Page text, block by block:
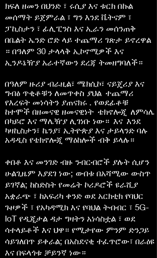
ክፍለ ዘመን በህንድ ፣ ሩሲያ እና ቱርክ በኩል
መሰማት ይጀምራል ፣ ግን እንደ ቬትናም ፣
ፓኪስታን ፣ ፊሊፒንስ እና ኢራን መሰንጠቅ
በቤልት ኤንድ ሮድ ላይ ተጨማሪ ገጽታ ይኖረዋል
። በዓለም 30 ታላላቅ ኢኮኖሚዎች እና
ኢንዶኔዥያ አራተኛውን ደረጃ ትመዘግባለች።
በዓለም ዙሪያ ብራዚል፣ ሜክሲኮ፣ ናይጄሪያ እና
ግብፅ ጥቂቶቹን ለመጥቀስ ያህል ተጨማሪ
የእረፍት መነሳትን ያጠናክሩ . የወደፊቶቹ
ከተሞች በዘመናዊ ዘመናዊነት ቴክኖሎጂ ለምሳሌ
በካይሮ እና ማሌዥያ ሊገነቡ ነው። እና እንደ
ካዛኪስታን፣ ኬንያ፣ ኢትዮጵያ እና ታይላንድ ባሉ
አዳዲስ የቴክኖሎጂ ማዕከሎች ብቅ ይላሉ።
ቀበቶ እና መንገድ ብዙ ንብርብሮች ያሉት ሲሆን
ሁልጊዜም እያደገ ነው; ውበቱ በአሻሚው ውስጥ
ይገኛል; ከስድስት የመሬት ኮሪዶሮች ዩራሺያ
አቋራጭ ፣ ከአፍሪካ ቀንድ ወደ አርክቲክ የባህር
ጉዞዎች ፣ የአካዳሚክ እና የባህል ትብብር ፣ 5G-
IoT የዲጂታል ዳታ ግዛትን አነሳስቷል ፣ ወደ
ሳተላይቶች እና ህዋ። የሚታየው ምንም ድንጋይ
ሳይገለበጥ ይቀራል; በአስደናቂ ተፈጥሮው፣ በራዕዩ
እና በፍላጎቱ ቻይንኛ ነው።